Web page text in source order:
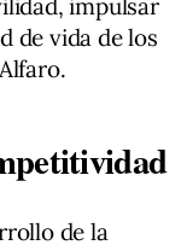
impulsar
de vida de los
de la